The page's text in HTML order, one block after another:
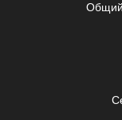
Общий